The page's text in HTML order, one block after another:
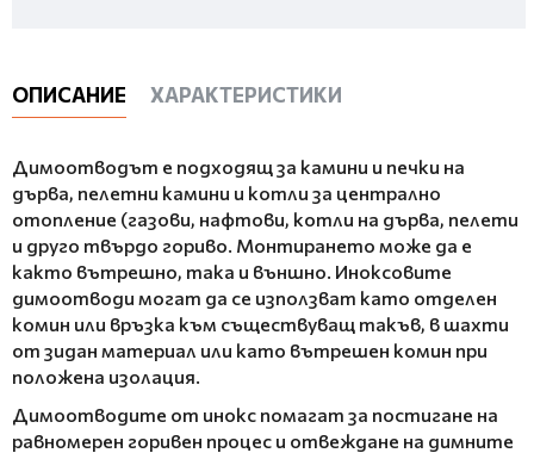
ОПИСАНИЕ ХАРАКТЕРИСТИКИ
Димоотводът е подходящ за камини и печки на
дърва, пелетни камини и котли за централно
отопление (газови, нафтови, котли на дърва, пелети
и друго твърдо гориво. Монтирането може да е
както вътрешно, така и външно. Иноксовите
димоотводи могат да се използват като отделен
комин или връзка към съществуващ такъв, в шахти
от зидан материал или като вътрешен комин при
положена изолация.
Димоотводите от инокс помагат за постигане на
равномерен горивен процес и отвеждане на димните